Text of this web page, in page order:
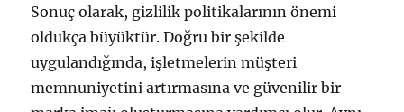
Sonuç olarak, gizlilik politikalarının önemi
oldukça büyüktür. Doğru bir şekilde
uygulandığında, işletmelerin müşteri
memnuniyetini artırmasına ve güvenilir bir